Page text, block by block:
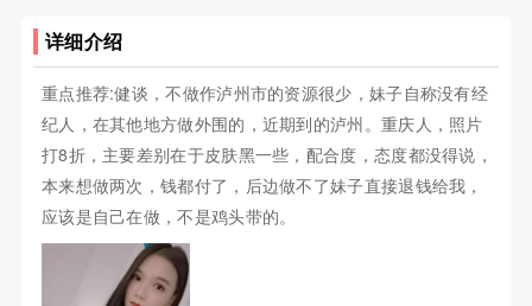
详细介绍
重点推荐:健谈，不做作泸州市的资源很少，妹子自称没有经
纪人，在其他地方做外围的，近期到的泸州。重庆人，照片
打8折，主要差别在于皮肤黑一些，配合度，态度都没得说，
本来想做两次，钱都付了，后边做不了妹子直接退钱给我，
应该是自己在做，不是鸡头带的。